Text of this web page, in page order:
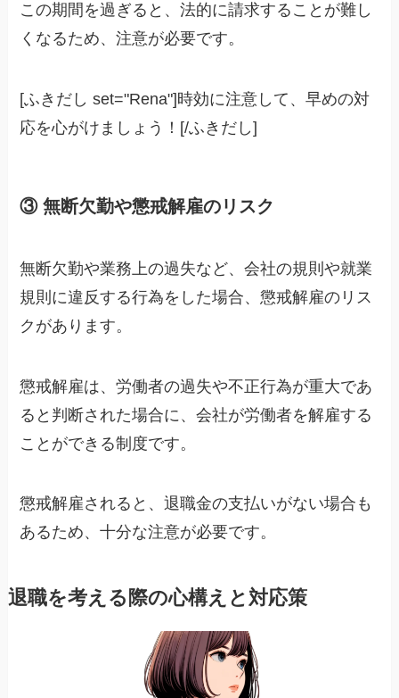
この期間を過ぎると、法的に請求することが難し
くなるため、注意が必要です。
[ふきだし set="Rena"]時効に注意して、早めの対
応を心がけましょう！[/ふきだし]
③ 無断欠勤や懲戒解雇のリスク
無断欠勤や業務上の過失など、会社の規則や就業
規則に違反する行為をした場合、懲戒解雇のリス
クがあります。
懲戒解雇は、労働者の過失や不正行為が重大であ
ると判断された場合に、会社が労働者を解雇する
ことができる制度です。
懲戒解雇されると、退職金の支払いがない場合も
あるため、十分な注意が必要です。
退職を考える際の心構えと対応策